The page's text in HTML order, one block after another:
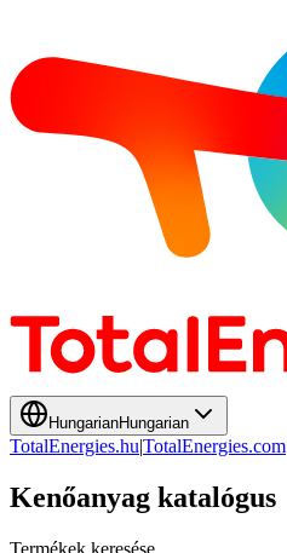
HungarianHungarian
TotalEnergies.hu|TotalEnergies.com
Kenőanyag katalógus
Termékek keresése
Termékek keresése